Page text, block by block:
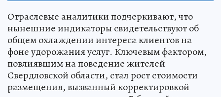
Отраслевые аналитики подчеркивают, что
нынешние индикаторы свидетельствуют об
общем охлаждении интереса клиентов на
фоне удорожания услуг. Ключевым фактором,
повлиявшим на поведение жителей
Свердловской области, стал рост стоимости
размещения, вызванный корректировкой